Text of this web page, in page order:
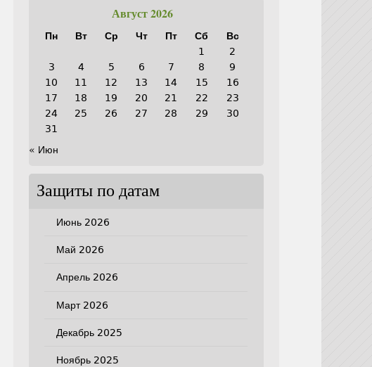
Август 2026
Пн Вт Ср Чт Пт Сб
Вс
1
2
3
4 5 6 7 8
9
10
11 12 13 14 15
16
17
18 19 20 21 22
23
24
25 26 27 28 29
30
31
« Июн
Защиты по датам
Июнь 2026
Май 2026
Апрель 2026
Март 2026
Декабрь 2025
Ноябрь 2025